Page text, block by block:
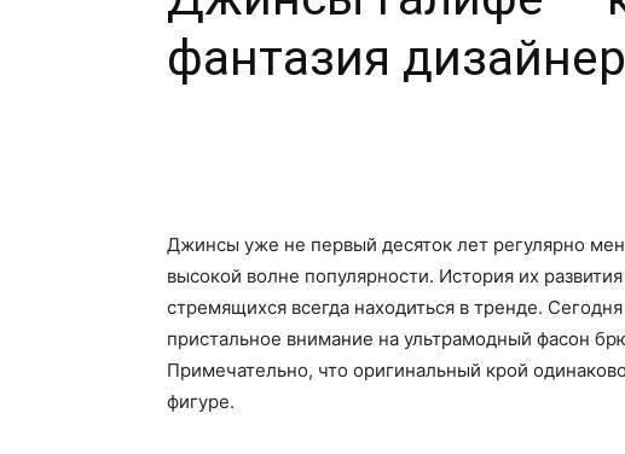
фантазия
Джинсы уже не первый десяток лет регулярно
высокой волне популярности. История их
стремящихся всегда находиться в тренде.
пристальное внимание на ультрамодный фасон
Примечательно, что оригинальный крой
фигуре.